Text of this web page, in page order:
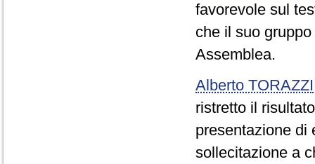
favorevole sul
che il suo
Assemblea.
Alberto TORAZZI
ristretto il
presentazione di
sollecitazione a